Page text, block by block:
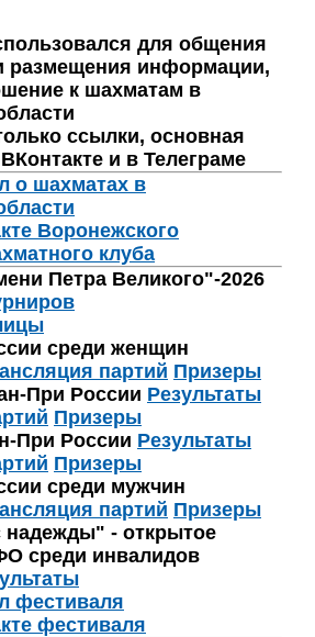
для общения
размещения информации,
к шахматам в
ссылки, основная
и в Телеграме
о шахматах в
Воронежского
клуба
Петра Великого"-2026
среди женщин
партий Призеры
При России Результаты
Призеры
При России Результаты
Призеры
среди мужчин
партий Призеры
надежды" - открытое
среди инвалидов
фестиваля
фестиваля